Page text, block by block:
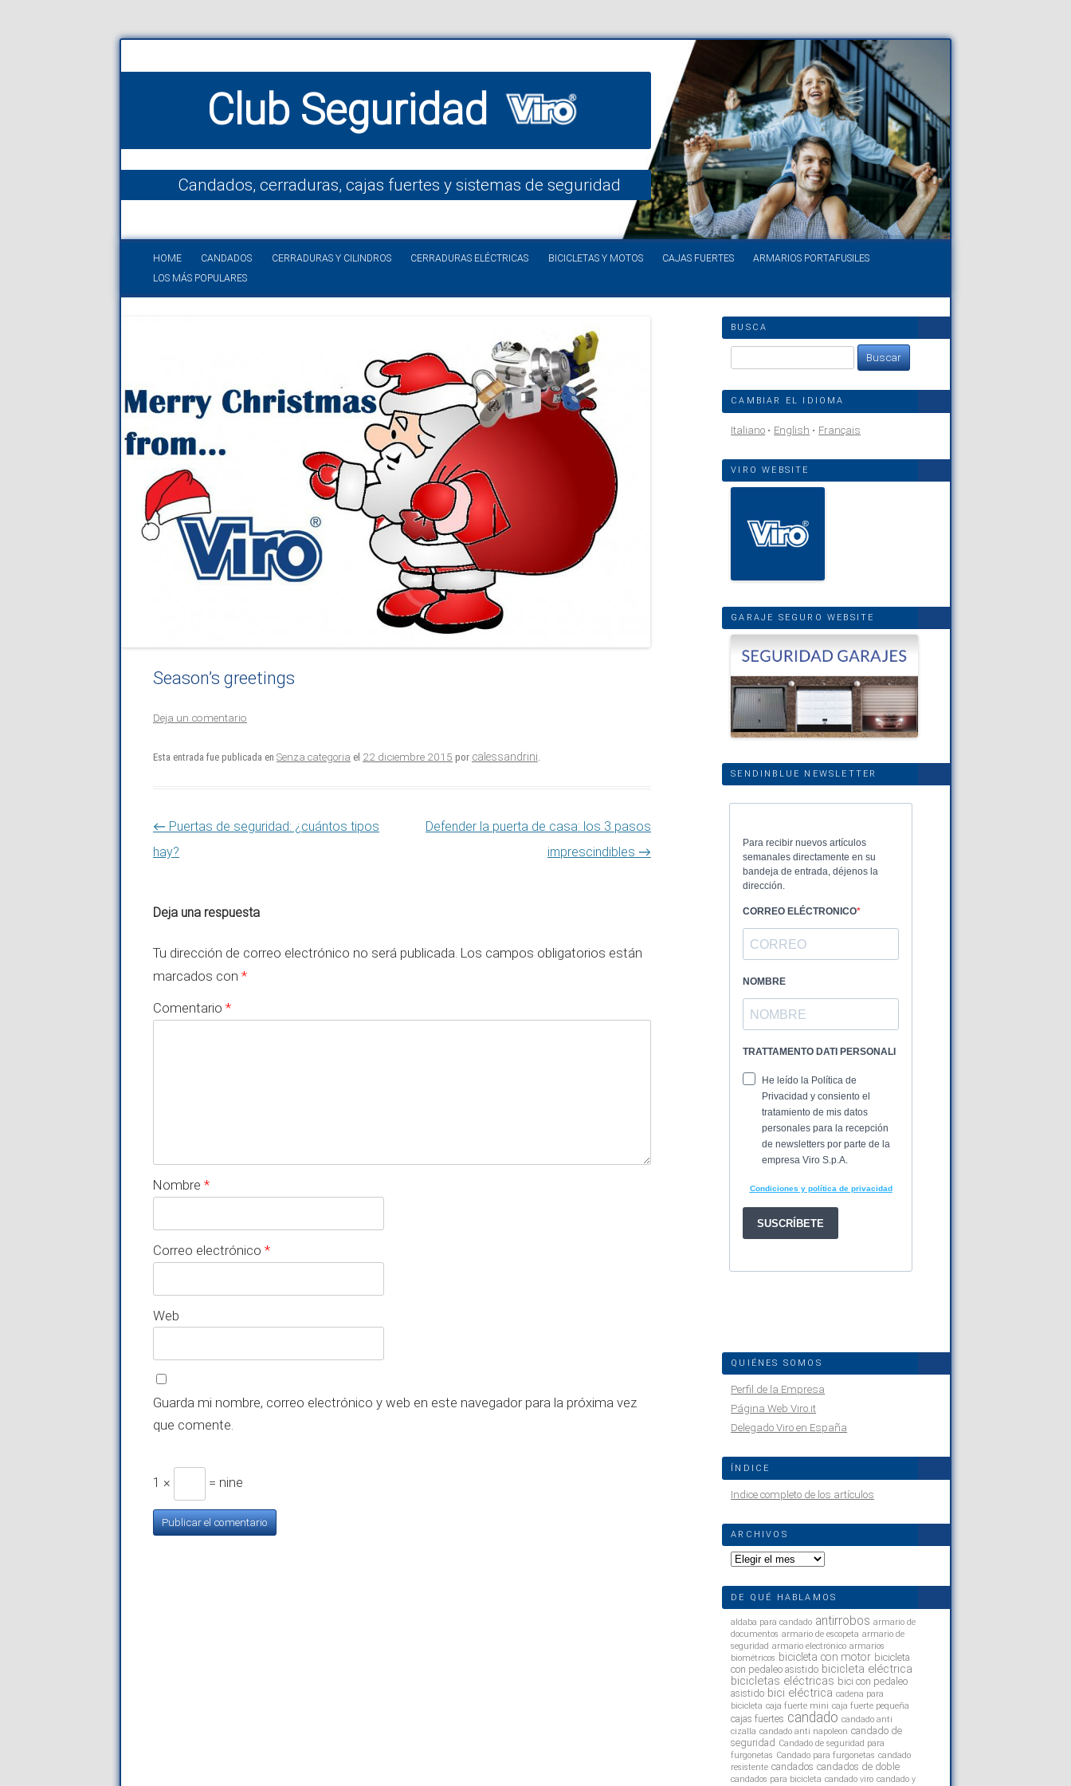
Club Seguridad
Candados, cerraduras, cajas fuertes y sistemas de seguridad
HOME CANDADOS CERRADURAS Y CILINDROS CERRADURAS ELÉCTRICAS BICICLETAS Y MOTOS CAJAS FUERTES
ARMARIOS PORTAFUSILES
LOS MÁS POPULARES
Season’s greetings
Deja un comentario
Esta entrada fue publicada en Senza categoria el 22 diciembre 2015 por calessandrini
Navegación de entradas
← Puertas de seguridad: ¿cuántos tipos
hay?
Defender la puerta de casa: los 3 pasos
imprescindibles →
Deja una respuesta
Tu dirección de correo electrónico no será publicada. Los campos obligatorios están
marcados con *
Comentario *
Nombre *
Correo electrónico *
Web
Guarda mi nombre, correo electrónico y web en este navegador para la próxima vez
que comente.
1 × = nine
BUSCA
CAMBIAR EL IDIOMA
Italiano English Français
VIRO WEBSITE
GARAJE SEGURO WEBSITE
SENDINBLUE NEWSLETTER
QUIÉNES SOMOS
Perfil de la Empresa
Página Web Viro.it
Delegado Viro en España
ÍNDICE
Indice completo de los artículos
ARCHIVOS
Archivos
DE QUÉ HABLAMOS
aldaba para candado antirrobos armario de
documentos armario de escopeta armario de
seguridad armario electrónico armarios
biométricos bicicleta con motor bicicleta
con pedaleo asistido bicicleta eléctrica
bicicletas eléctricas bici con pedaleo
asistido bici eléctrica cadena para
bicicleta caja fuerte mini caja fuerte pequeña
cajas fuertes candado candado anti
cizalla candado anti napoleon candado de
seguridad Candado de seguridad para
furgonetas Candado para furgonetas candado
resistente candados candados de doble
candados para bicicleta candado viro candado y